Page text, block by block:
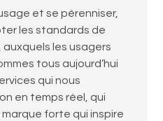
et se pérenniser,
les standards de
auxquels les usagers
tous aujourd’hui
qui nous
en temps réel, qui
forte qui inspire